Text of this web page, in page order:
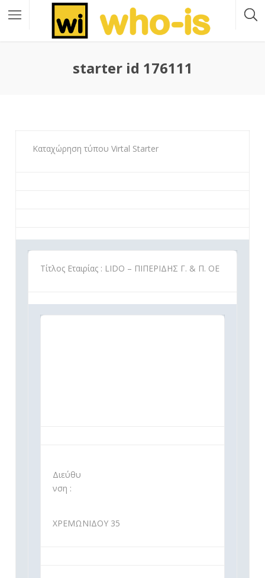
starter id 176111
Καταχώρηση τύπου Virtal Starter
Τίτλος Εταιρίας : LIDO – ΠΙΠΕΡΙΔΗΣ Γ. & Π. ΟΕ
Διεύθυ
νση :
ΧΡΕΜΩΝΙΔΟΥ 35